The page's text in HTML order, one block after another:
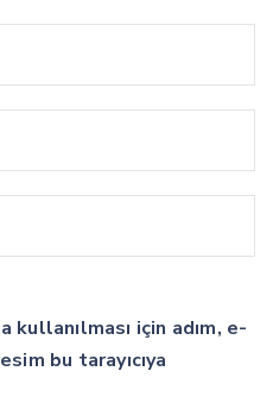
kullanılması için adım, e-
bu tarayıcıya